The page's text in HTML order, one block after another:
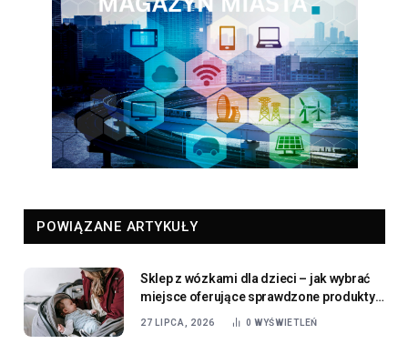
POWIĄZANE ARTYKUŁY
Sklep z wózkami dla dzieci – jak wybrać
miejsce oferujące sprawdzone produkty
dla najmłodszych
27 LIPCA, 2026 0 WYŚWIETLEŃ